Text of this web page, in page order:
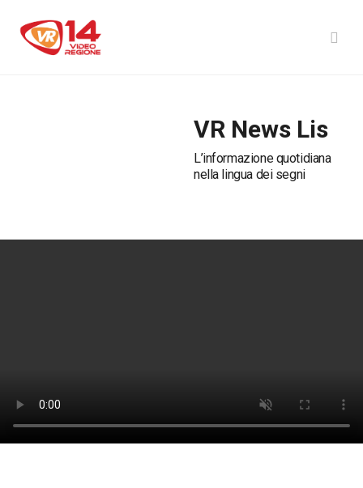
VR News Lis
L’informazione quotidiana
nella lingua dei segni